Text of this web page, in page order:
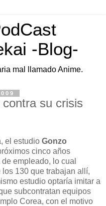
-Blog-
mal llamado Anime.
su crisis
el estudio Gonzo
cinco años
empleado, lo cual
130 que trabajan allí,
estudio optaría imitar a
subcontratan equipos
Corea, con el motivo